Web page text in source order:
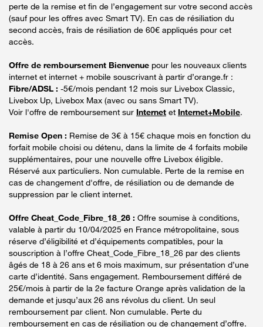
perte de la remise et fin de l’engagement sur votre second accès
(sauf pour les offres avec Smart TV). En cas de résiliation du
second accès, frais de résiliation de 60€ appliqués pour cet
accès.
Offre de remboursement Bienvenue pour les nouveaux clients
internet et internet + mobile souscrivant à partir d’orange.fr :
Fibre/ADSL : -5€/mois pendant 12 mois sur Livebox Classic,
Livebox Up, Livebox Max (avec ou sans Smart TV).
Voir l'offre de remboursement sur Internet et Internet+Mobile.
Remise Open : Remise de 3€ à 15€ chaque mois en fonction du
forfait mobile choisi ou détenu, dans la limite de 4 forfaits mobile
supplémentaires, pour une nouvelle offre Livebox éligible.
Réservé aux particuliers. Non cumulable. Perte de la remise en
cas de changement d'offre, de résiliation ou de demande de
suppression par le client internet.
Offre Cheat_Code_Fibre_18_26 : Offre soumise à conditions,
valable à partir du 10/04/2025 en France métropolitaine, sous
réserve d’éligibilité et d’équipements compatibles, pour la
souscription à l’offre Cheat_Code_Fibre_18_26 par des clients
âgés de 18 à 26 ans et 6 mois maximum, sur présentation d’une
carte d’identité. Sans engagement. Remboursement différé de
25€/mois à partir de la 2e facture Orange après validation de la
demande et jusqu’aux 26 ans révolus du client. Un seul
remboursement par client. Non cumulable. Perte du
remboursement en cas de résiliation ou de changement d’offre.